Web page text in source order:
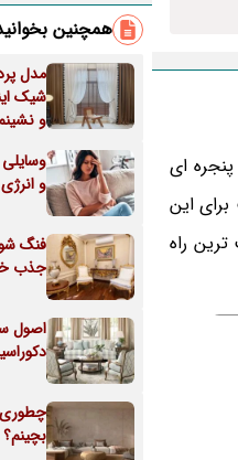
ای
این
راه
همچنین
شیک
و
و
فنگ
جذب
اصول
چطوری
بچینم؟